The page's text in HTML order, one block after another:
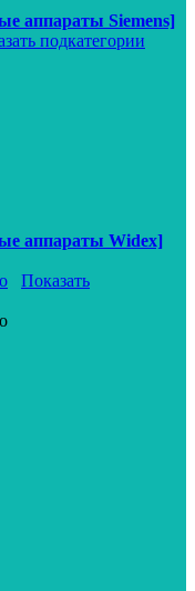
аппараты Siemens]
подкатегории
аппараты Widex]
Показать